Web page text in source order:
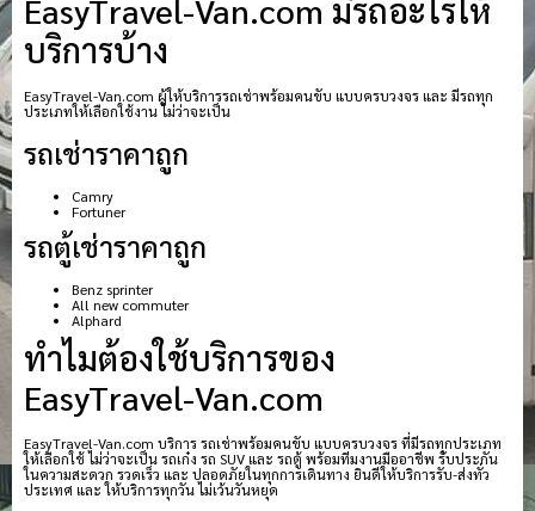
EasyTravel-Van.com มีรถอะไรให้
บริการบ้าง
EasyTravel-Van.com ผู้ให้บริการรถเช่าพร้อมคนขับ แบบครบวงจร และ มีรถทุก
ประเภทให้เลือกใช้งาน ไม่ว่าจะเป็น
รถเช่าราคาถูก
Camry
Fortuner
รถตู้เช่าราคาถูก
Benz sprinter
All new commuter
Alphard
ทำไมต้องใช้บริการของ
EasyTravel-Van.com
EasyTravel-Van.com บริการ รถเช่าพร้อมคนขับ แบบครบวงจร ที่มีรถทุกประเภท
ให้เลือกใช้ ไม่ว่าจะเป็น รถเก๋ง รถ SUV และ รถตู้ พร้อมทีมงานมืออาชีพ รับประกัน
ในความสะดวก รวดเร็ว และ ปลอดภัยในทุกการเดินทาง ยินดีให้บริการรับ-ส่งทั่ว
ประเทศ และ ให้บริการทุกวัน ไม่เว้นวันหยุด